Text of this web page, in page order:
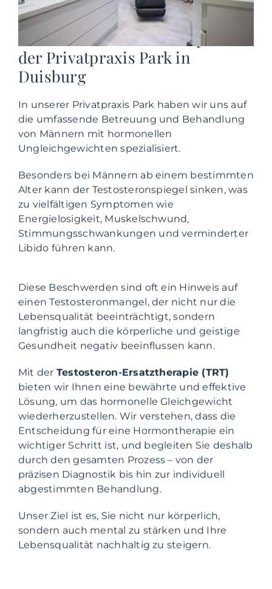
Testosteron-Ersatztherapie in
der Privatpraxis Park in
Duisburg
In unserer Privatpraxis Park haben wir uns auf
die umfassende Betreuung und Behandlung
von Männern mit hormonellen
Ungleichgewichten spezialisiert.
Besonders bei Männern ab einem bestimmten
Alter kann der Testosteronspiegel sinken, was
zu vielfältigen Symptomen wie
Energielosigkeit, Muskelschwund,
Stimmungsschwankungen und verminderter
Libido führen kann.
Diese Beschwerden sind oft ein Hinweis auf
einen Testosteronmangel, der nicht nur die
Lebensqualität beeinträchtigt, sondern
langfristig auch die körperliche und geistige
Gesundheit negativ beeinflussen kann.
Mit der Testosteron-Ersatztherapie (TRT)
bieten wir Ihnen eine bewährte und effektive
Lösung, um das hormonelle Gleichgewicht
wiederherzustellen. Wir verstehen, dass die
Entscheidung für eine Hormontherapie ein
wichtiger Schritt ist, und begleiten Sie deshalb
durch den gesamten Prozess – von der
präzisen Diagnostik bis hin zur individuell
abgestimmten Behandlung.
Unser Ziel ist es, Sie nicht nur körperlich,
sondern auch mental zu stärken und Ihre
Lebensqualität nachhaltig zu steigern.